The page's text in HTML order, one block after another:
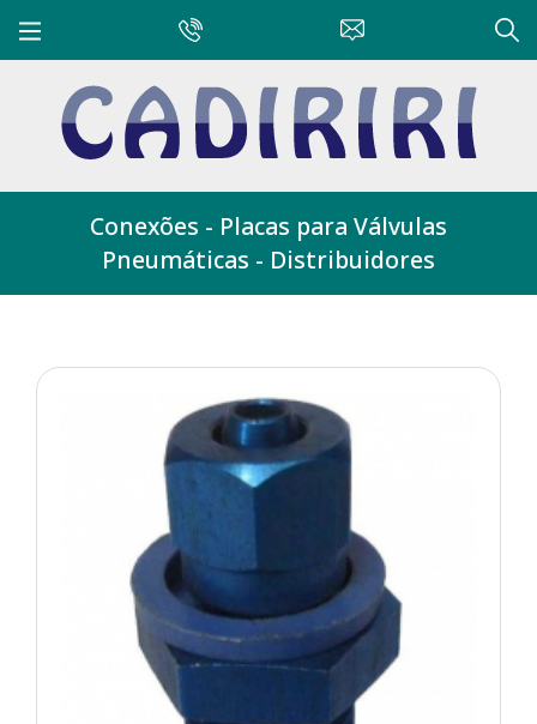
Conexões - Placas para Válvulas
Pneumáticas - Distribuidores